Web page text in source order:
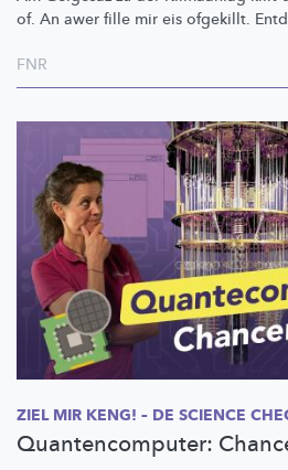
of. An awer fille mir eis ofgekillt.
FNR
ZIEL MIR KENG! – DE SCIENCE
Quantencomputer: